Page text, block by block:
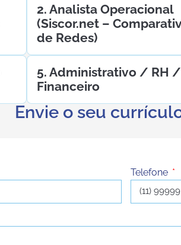
2. Analista Operacional
(Siscor.net –
de Redes)
5. Administrativo / RH /
Financeiro
Envie o seu
Telefone